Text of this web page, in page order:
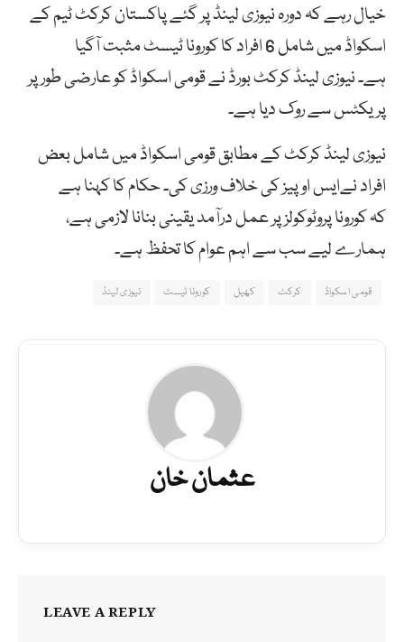
خیال رہے کہ دورہ نیوزی لینڈ پر گئے پاکستان کرکٹ ٹیم کے
اسکواڈ میں شامل 6 افراد کا کورونا ٹیسٹ مثبت آگیا
ہے۔ نیوزی لینڈ کرکٹ بورڈ نے قومی اسکواڈ کو عارضی طور پر
پریکٹس سے روک دیا ہے۔
نیوزی لینڈ کرکٹ کے مطابق قومی اسکواڈ میں شامل بعض
افراد نےایس او پیز کی خلاف ورزی کی۔ حکام کا کہنا ہے
کہ کورونا پروٹوکولز پر عمل درآمد یقینی بنانا لازمی ہے،
ہمارے لیے سب سے اہم عوام کا تحفظ ہے۔
قومی اسکواڈ کرکٹ کھیل کورونا ٹیسٹ نیوزی لینڈ
عثمان خان
LEAVE A REPLY